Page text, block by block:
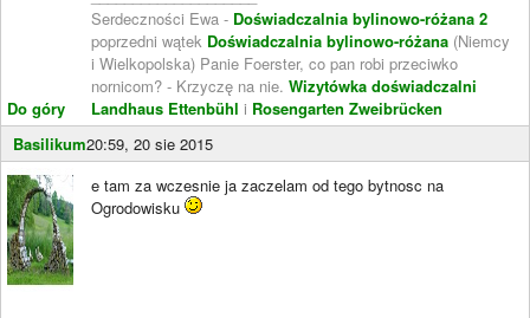
Do góry
Serdeczności Ewa - Doświadczalnia bylinowo-różana 2
poprzedni wątek Doświadczalnia bylinowo-różana (Niemcy
i Wielkopolska) Panie Foerster, co pan robi przeciwko
nornicom? - Krzyczę na nie. Wizytówka doświadczalni
Landhaus Ettenbühl i Rosengarten Zweibrücken
Basilikum20:59, 20 sie 2015
e tam za wczesnie ja zaczelam od tego bytnosc na
Ogrodowisku